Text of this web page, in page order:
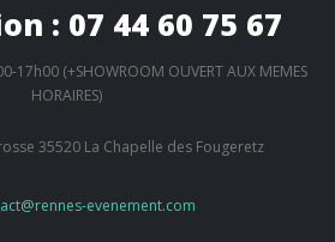
: 07 44 60 75 67
(+SHOWROOM OUVERT AUX MEMES
HORAIRES)
35520 La Chapelle des Fougeretz
evenement.com